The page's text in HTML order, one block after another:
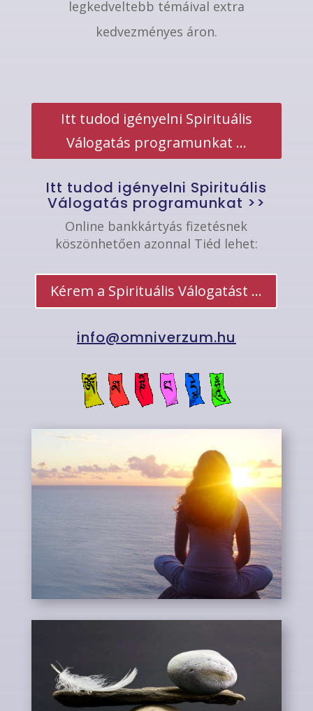
legkedveltebb témáival extra
kedvezményes áron.
Itt tudod igényelni Spirituális
Válogatás programunkat ...
Itt tudod igényelni Spirituális
Válogatás programunkat >>
Online bankkártyás fizetésnek
köszönhetően azonnal Tiéd lehet:
Kérem a Spirituális Válogatást ...
info@omniverzum.hu